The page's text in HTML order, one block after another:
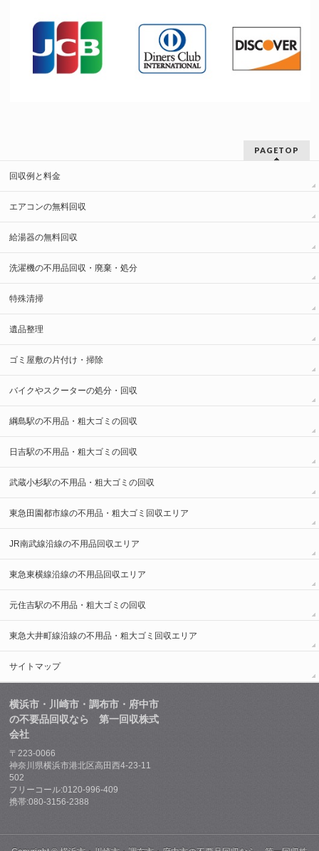
PAGETOP
回収例と料金
エアコンの無料回収
給湯器の無料回収
洗濯機の不用品回収・廃棄・処分
特殊清掃
遺品整理
ゴミ屋敷の片付け・掃除
バイクやスクーターの処分・回収
綱島駅の不用品・粗大ゴミの回収
日吉駅の不用品・粗大ゴミの回収
武蔵小杉駅の不用品・粗大ゴミの回収
東急田園都市線の不用品・粗大ゴミ回収エリア
JR南武線沿線の不用品回収エリア
東急東横線沿線の不用品回収エリア
元住吉駅の不用品・粗大ゴミの回収
東急大井町線沿線の不用品・粗大ゴミ回収エリア
サイトマップ
横浜市・川崎市・調布市・府中市
の不要品回収なら 第一回収株式
会社
〒223-0066
神奈川県横浜市港北区高田西4-23-11
502
フリーコール:0120-996-409
携帯:080-3156-2388